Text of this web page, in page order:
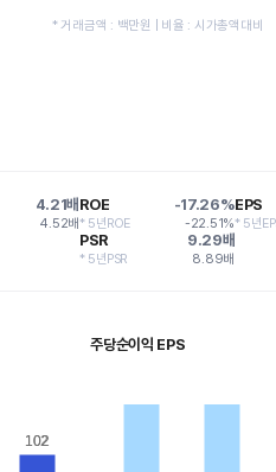
* 거래금액 : 백만원 | 비율 : 시가총액대비
4.21배
4.52배
ROE -17.26%
* 5년ROE -22.51%
EPS
* 5년
PSR 9.29배
* 5년PSR 8.89배
102
102
주당순이익 EPS